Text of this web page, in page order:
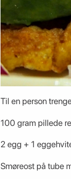
Til en person
100 gram pillede
2 egg + 1
Smøreost på tube